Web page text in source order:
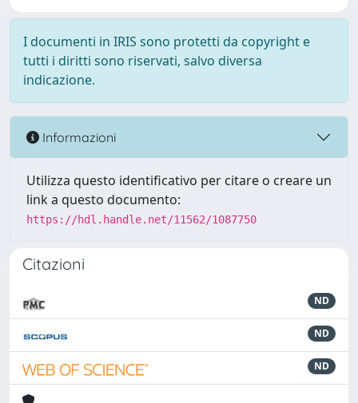
I documenti in IRIS sono protetti da copyright e
tutti i diritti sono riservati, salvo diversa
indicazione.
Informazioni
Utilizza questo identificativo per citare o creare un
link a questo documento:
https://hdl.handle.net/11562/1087750
Citazioni
ND
ND
ND